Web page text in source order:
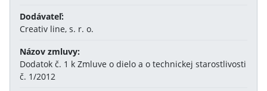
Dodávateľ:
Creativ line, s. r. o.
Názov zmluvy:
Dodatok č. 1 k Zmluve o dielo a o technickej starostlivosti
č. 1/2012